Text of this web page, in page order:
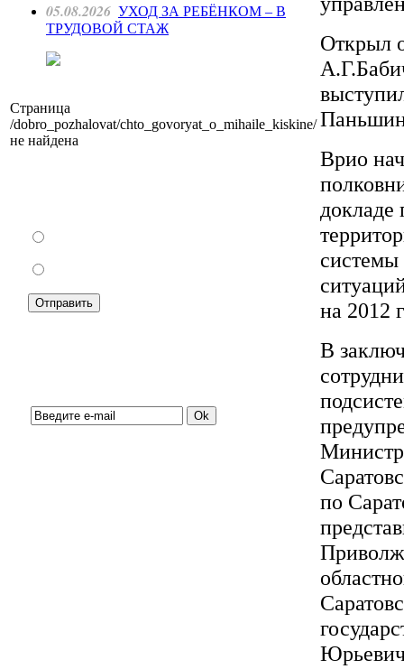
05.08.2026 УХОД ЗА РЕБЁНКОМ – В
ТРУДОВОЙ СТАЖ
Страница
/dobro_pozhalovat/chto_govoryat_o_mihaile_kiskine/
не найдена
Открыл
Врио
докладе
на 2012
В
по